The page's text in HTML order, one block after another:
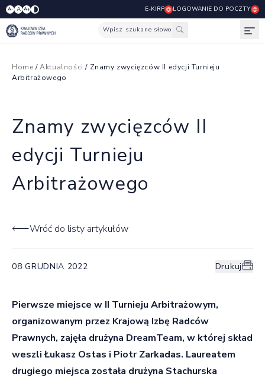
A- A A+ E-KIRP LOGOWANIE DO POCZTY
Wpisz szukane słowo
Home /Aktualności / Znamy zwycięzców II edycji Turnieju
Arbitrażowego
Znamy zwycięzców II
edycji Turnieju
Arbitrażowego
Wróć do listy artykułów
08 GRUDNIA 2022 Drukuj
Pierwsze miejsce w II Turnieju Arbitrażowym,
organizowanym przez Krajową Izbę Radców
Prawnych, zajęła drużyna DreamTeam, w której skład
weszli Łukasz Ostas i Piotr Zarkadas. Laureatem
drugiego miejsca została drużyna Stachurska